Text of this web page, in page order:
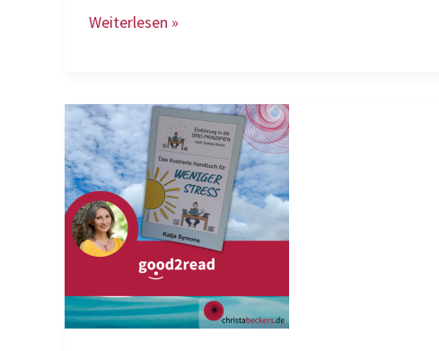
📖
Weiterlesen »